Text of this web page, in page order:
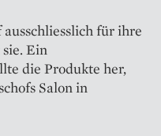
für ihre
Ein
die ­Produkte her,
Salon in